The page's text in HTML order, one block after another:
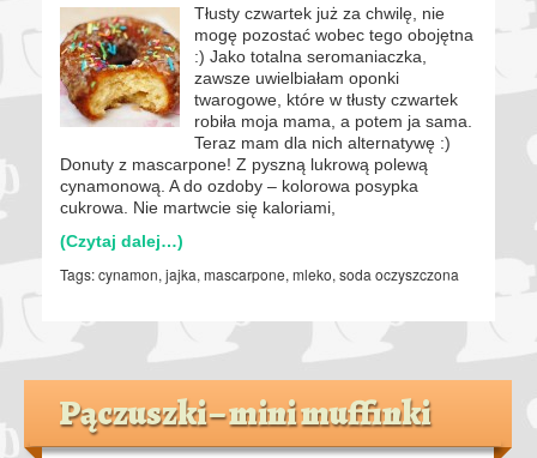
Tłusty czwartek już za chwilę, nie
mogę pozostać wobec tego obojętna
:) Jako totalna seromaniaczka,
zawsze uwielbiałam oponki
twarogowe, które w tłusty czwartek
robiła moja mama, a potem ja sama.
Teraz mam dla nich alternatywę :)
Donuty z mascarpone! Z pyszną lukrową polewą
cynamonową. A do ozdoby – kolorowa posypka
cukrowa. Nie martwcie się kaloriami,
(Czytaj dalej…)
Tags:cynamon, jajka, mascarpone, mleko, soda oczyszczona
Pączuszki – mini muffinki